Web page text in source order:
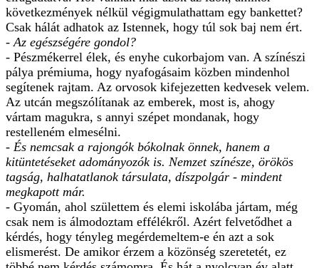
következmények nélkül végigmulathattam egy bankettet?
Csak hálát adhatok az Istennek, hogy túl sok baj nem ért.
- Az egészségére gondol?
- Pészmékerrel élek, és enyhe cukorbajom van. A színészi
pálya prémiuma, hogy nyafogásaim közben mindenhol
segítenek rajtam. Az orvosok kifejezetten kedvesek velem.
Az utcán megszólítanak az emberek, most is, ahogy
vártam magukra, s annyi szépet mondanak, hogy
restelleném elmesélni.
- És nemcsak a rajongók bókolnak önnek, hanem a
kitüntetéseket adományozók is. Nemzet színésze, örökös
tagság, halhatatlanok társulata, díszpolgár - mindent
megkapott már.
- Gyomán, ahol születtem és elemi iskolába jártam, még
csak nem is álmodoztam effélékről. Azért felvetődhet a
kérdés, hogy tényleg megérdemeltem-e én azt a sok
elismerést. De amikor érzem a közönség szeretetét, ez